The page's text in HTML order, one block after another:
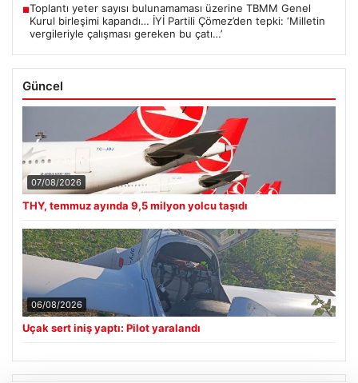
■Toplantı yeter sayısı bulunamaması üzerine TBMM Genel
Kurul birleşimi kapandı… İYİ Partili Çömez’den tepki: ‘Milletin
vergileriyle çalışması gereken bu çatı…’
Güncel
07/08/2026
THY, temmuz ayında 9,5 milyon yolcu taşıdı
06/08/2026
Uçak sert iniş yaptı: Pilot yaralandı